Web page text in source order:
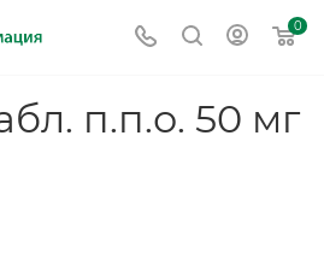
0
п.п.о. 50 мг